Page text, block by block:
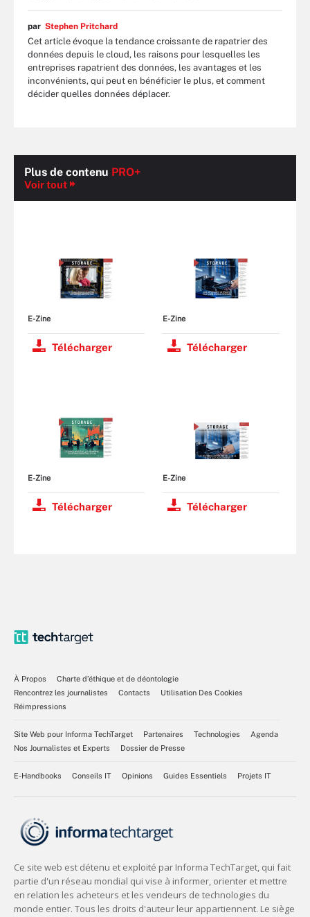
par Stephen Pritchard
Cet article évoque la tendance croissante de rapatrier des
données depuis le cloud, les raisons pour lesquelles les
entreprises rapatrient des données, les avantages et les
inconvénients, qui peut en bénéficier le plus, et comment
décider quelles données déplacer.
Plus de contenu PRO+
Voir tout
E-Zine
Télécharger
E-Zine
Télécharger
E-Zine
Télécharger
E-Zine
Télécharger
À Propos
Charte d’éthique et de déontologie
Rencontrez les journalistes
Contacts
Utilisation Des Cookies
Réimpressions
Site Web pour Informa TechTarget Partenaires Technologies
Agenda
Nos Journalistes et Experts
Dossier de Presse
E-Handbooks Conseils IT Opinions Guides Essentiels Projets IT